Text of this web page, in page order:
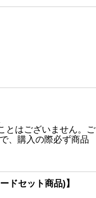
とはございません。ご
、購入の際必ず商品
ドセット商品)】